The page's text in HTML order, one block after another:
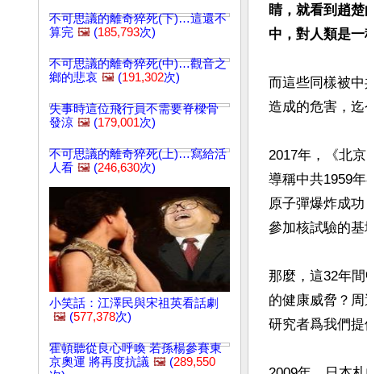
不可思議的離奇猝死(下)…這還不
算完 🖼️ (185,793次)
不可思議的離奇猝死(中)…觀音之
鄉的悲哀 🖼️ (191,302次)
失事時這位飛行員不需要脊樑骨
發涼 🖼️ (179,001次)
不可思議的離奇猝死(上)…寫給活
人看 🖼️ (246,630次)
小笑話：江澤民與宋祖英看話劇
🖼️ (577,378次)
霍頓聽從良心呼喚 若孫楊參賽東
京奧運 將再度抗議 🖼️ (289,550
睛，就看到趙
中，對人類是一
而這些同樣被
造成的危害，迄
2017年，《北
導稱中共1959
原子彈爆炸成
參加核試驗的基
那麼，這32年
的健康威脅？
研究者爲我們提